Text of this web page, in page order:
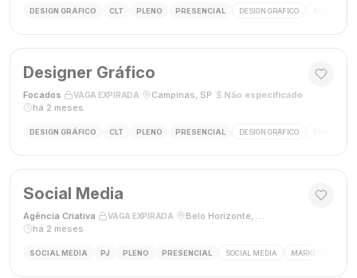
DESIGN GRÁFICO CLT PLENO PRESENCIAL DESIGN GRÁFICO ADOBE
Designer Gráfico
Focados VAGA EXPIRADA Campinas, SP Não especificado
há 2 meses
DESIGN GRÁFICO CLT PLENO PRESENCIAL DESIGN GRÁFICO PHOTOSHOP
Social Media
Agência Criativa VAGA EXPIRADA Belo Horizonte, Brasil
há 2 meses
SOCIAL MEDIA PJ PLENO PRESENCIAL SOCIAL MEDIA MARKETING